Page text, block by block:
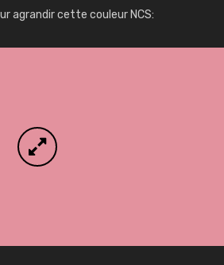
agrandir cette couleur NCS: